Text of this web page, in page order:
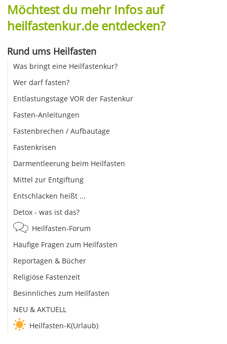
Möchtest du mehr Infos auf
heilfastenkur.de entdecken?
Rund ums Heilfasten
Was bringt eine Heilfastenkur?
Wer darf fasten?
Entlastungstage VOR der Fastenkur
Fasten-Anleitungen
Fastenbrechen / Aufbautage
Fastenkrisen
Darmentleerung beim Heilfasten
Mittel zur Entgiftung
Entschlacken heißt ...
Detox - was ist das?
Heilfasten-Forum
Häufige Fragen zum Heilfasten
Reportagen & Bücher
Religiöse Fastenzeit
Besinnliches zum Heilfasten
NEU & AKTUELL
Heilfasten-K(Urlaub)